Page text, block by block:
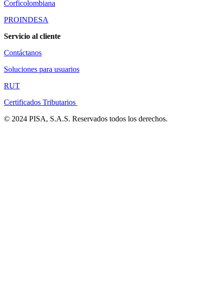
Corficolombiana
PROINDESA
Servicio al cliente
Contáctanos
Soluciones para usuarios
RUT
Certificados Tributarios
© 2024 PISA, S.A.S. Reservados todos los derechos.